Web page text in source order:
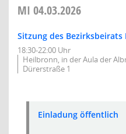
MI 04.03.2026
Sitzung des Bezirksbeirats
18:30-22:00 Uhr
Heilbronn, in der Aula der
Dürerstraße 1
Einladung öffentlich